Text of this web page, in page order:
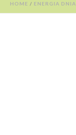
HOME / ENERGIA DNIA